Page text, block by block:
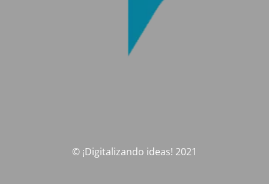
© ¡Digitalizando ideas! 2021